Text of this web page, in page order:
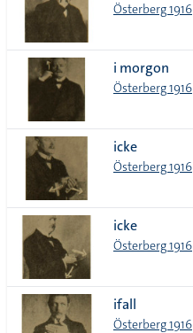
Österberg 1916
i morgon
Österberg 1916
icke
Österberg 1916
icke
Österberg 1916
ifall
Österberg 1916